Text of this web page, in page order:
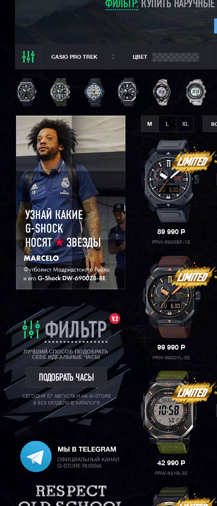
ФИЛЬТР: КУПИТЬ
CASIO PRO TREK
ВСЕ РАЗДЕЛЫ
CASIO PRO TREK
ВСЕ CASIO
CASIO G-SHOCK
CASIO BABY-G
CASIO EDIFICE
CITIZEN
SEIKO
ORIENT
ЦВЕТ
V.2
ФИЛЬТР
ЛУЧШИЙ СПОСОБ ПОДОБРАТЬ
СЕБЕ ИДЕАЛЬНЫЕ ЧАСЫ
ПОДОБРАТЬ ЧАСЫ
СЕГОДНЯ 07 АВГУСТА И НА G-STORE
6 923 МОДЕЛИ В КАТАЛОГЕ
M XL
89 990P
PRW-6900BF-1E
99 990P
PRW-6900YL-5E
42 990P
PRW-69YB-3E